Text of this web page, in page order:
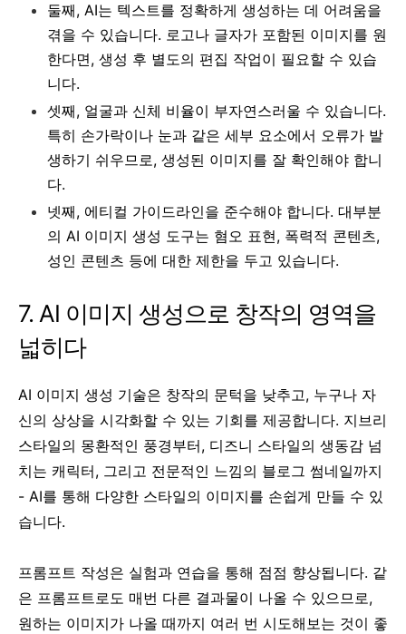
둘째, AI는 텍스트를 정확하게 생성하는 데 어려움을
겪을 수 있습니다. 로고나 글자가 포함된 이미지를 원
한다면, 생성 후 별도의 편집 작업이 필요할 수 있습
니다.
셋째, 얼굴과 신체 비율이 부자연스러울 수 있습니다.
특히 손가락이나 눈과 같은 세부 요소에서 오류가 발
생하기 쉬우므로, 생성된 이미지를 잘 확인해야 합니
다.
넷째, 에티컬 가이드라인을 준수해야 합니다. 대부분
의 AI 이미지 생성 도구는 혐오 표현, 폭력적 콘텐츠,
성인 콘텐츠 등에 대한 제한을 두고 있습니다.
7. AI 이미지 생성으로 창작의 영역을
넓히다
AI 이미지 생성 기술은 창작의 문턱을 낮추고, 누구나 자
신의 상상을 시각화할 수 있는 기회를 제공합니다. 지브리
스타일의 몽환적인 풍경부터, 디즈니 스타일의 생동감 넘
치는 캐릭터, 그리고 전문적인 느낌의 블로그 썸네일까지
- AI를 통해 다양한 스타일의 이미지를 손쉽게 만들 수 있
습니다.
프롬프트 작성은 실험과 연습을 통해 점점 향상됩니다. 같
은 프롬프트로도 매번 다른 결과물이 나올 수 있으므로,
원하는 이미지가 나올 때까지 여러 번 시도해보는 것이 좋